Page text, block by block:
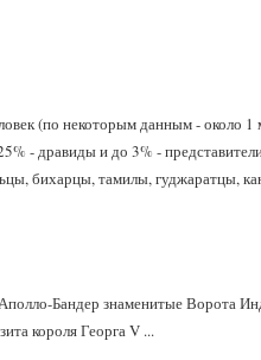
(по некоторым данным - около
- дравиды и до 3% -
бихарцы, тамилы, гуджаратцы,
Бандер знаменитые Ворота
короля Георга V ...